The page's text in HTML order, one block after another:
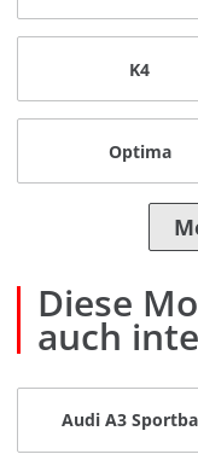
K4
Optima
Diese
auch
Audi A3